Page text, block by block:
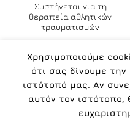
Συστήνεται για τη
θεραπεία αθλητικών
τραυματισμών
ΠΟΛΙΤΙΚΉ
Χρησιμοποιούμε
ότι σας δίνουμε
ιστότοπό μας. Αν
αυτόν τον ιστότοπο,